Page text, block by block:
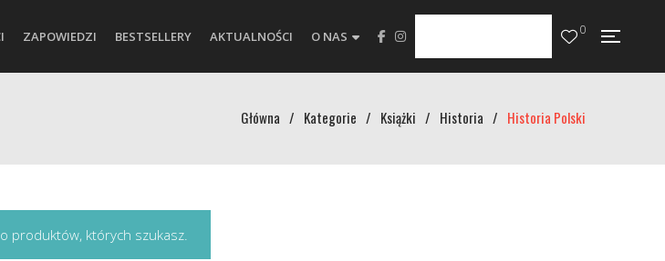
ZAPOWIEDZI BESTSELLERY AKTUALNOŚCI O NAS 0
Główna / Kategorie / Książki / Historia / Historia Polski
produktów, których szukasz.